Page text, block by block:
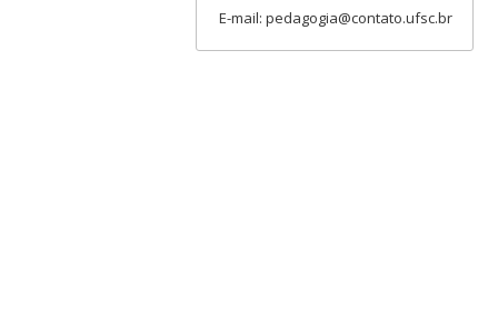
E-mail: pedagogia@contato.ufsc.br